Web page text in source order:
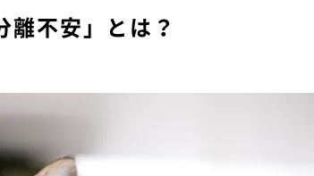
離不安」とは？